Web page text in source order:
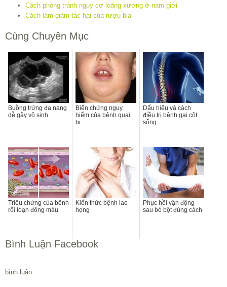
Cách phòng tránh nguy cơ loãng xương ở nam giới
Cách làm giảm tác hại của rượu bia
Cùng Chuyên Mục
Buồng trứng đa nang
dễ gây vô sinh
Biến chứng nguy
hiểm của bệnh quai
bị
Dấu hiệu và cách
điều trị bệnh gai cột
sống
Triệu chứng của bệnh
rối loạn đông máu
Kiến thức bệnh lao
họng
Phục hồi vận động
sau bó bột đúng cách
Bình Luận Facebook
bình luận